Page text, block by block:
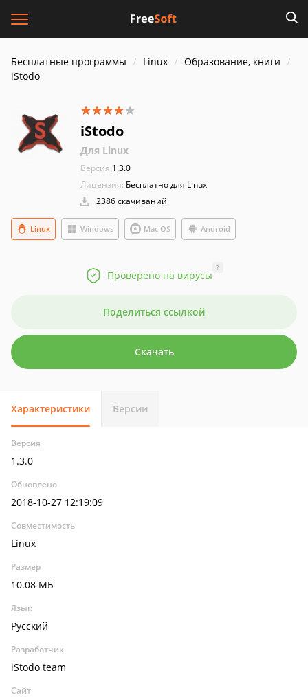
Бесплатные программы Linux
Образование, книги
iStodo
iStodo
Для Linux
Версия:1.3.0
Лицензия: Бесплатно для Linux
2386 скачиваний
Windows Mac OS
Linux Android
Проверено на вирусы
?
Поделиться ссылкой
Скачать
Характеристики Версии
Версия
1.3.0
Обновлено
2018-10-27 12:19:09
Совместимость
Linux
Размер
10.08 МБ
Язык
Русский
Разработчик
iStodo team
Сайт